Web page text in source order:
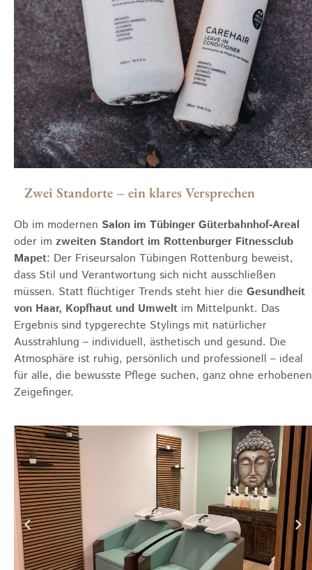
Zwei Standorte – ein klares Versprechen
Ob im modernen Salon im Tübinger Güterbahnhof-Areal
oder im zweiten Standort im Rottenburger Fitnessclub
Mapet: Der Friseursalon Tübingen Rottenburg beweist,
dass Stil und Verantwortung sich nicht ausschließen
müssen. Statt flüchtiger Trends steht hier die Gesundheit
von Haar, Kopfhaut und Umwelt im Mittelpunkt. Das
Ergebnis sind typgerechte Stylings mit natürlicher
Ausstrahlung – individuell, ästhetisch und gesund. Die
Atmosphäre ist ruhig, persönlich und professionell – ideal
für alle, die bewusste Pflege suchen, ganz ohne erhobenen
Zeigefinger.